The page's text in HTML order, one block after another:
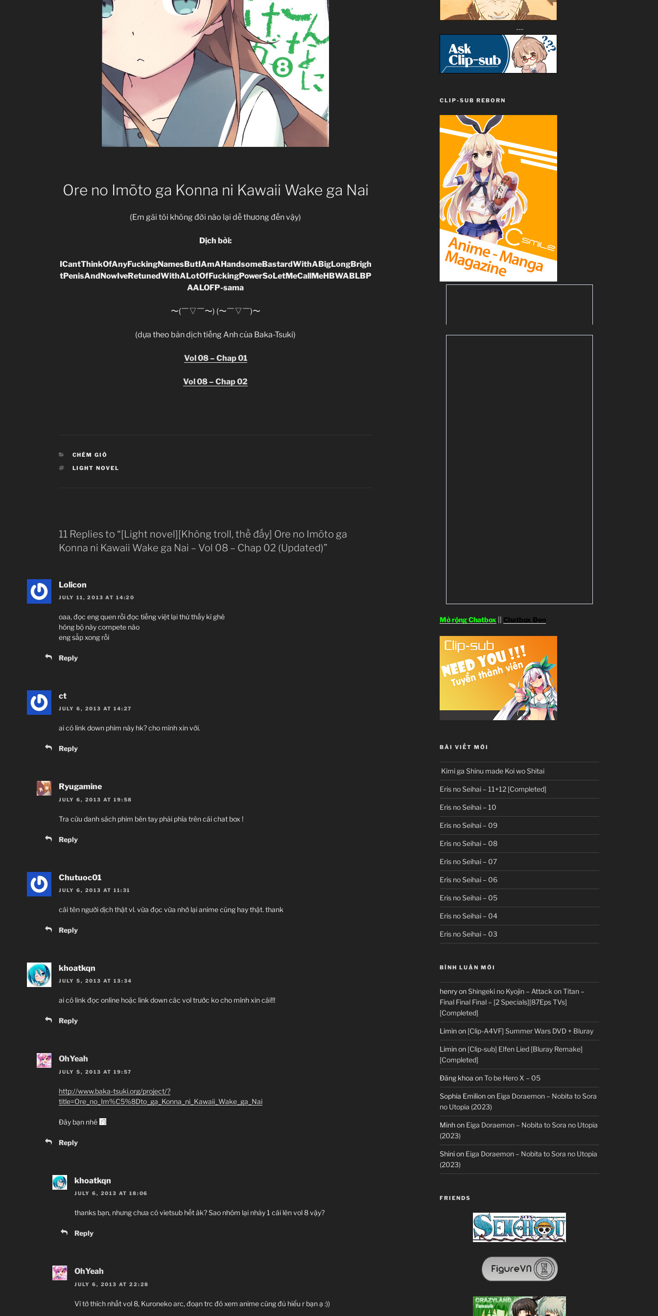
Ore no Imōto ga Konna ni Kawaii Wake ga Nai
(Em gái tôi không đời nào lại dễ thương đến vậy)
Dịch bởi:
ICantThinkOfAnyFuckingNamesButIAmAHandsomeBastardWithABigLongBrigh
tPenisAndNowIveRetunedWithALotOfFuckingPowerSoLetMeCallMeHBWABLBP
AALOFP-sama
〜(￣▽￣〜) (〜￣▽￣)〜
(dựa theo bản dịch tiếng Anh của Baka-Tsuki)
Vol 08 – Chap 01
Vol 08 – Chap 02
CATEGORIES
CHÉM GIÓ
TAGS
LIGHT NOVEL
11 Replies to “[Light novel][Không troll, thề đấy] Ore no Imōto ga
Konna ni Kawaii Wake ga Nai – Vol 08 – Chap 02 (Updated)”
Lolicon
JULY 11, 2013 AT 14:20
oaa, đọc eng quen rồi đọc tiếng việt lại thử thấy kì ghê
hóng bộ này compete nào
eng sắp xong rồi
Reply
ct
JULY 6, 2013 AT 14:27
ai có link down phim này hk? cho mình xin với.
Reply
Ryugamine
JULY 6, 2013 AT 19:58
Tra cứu danh sách phim bên tay phải phía trên cái chat box !
Reply
Chutuoc01
JULY 6, 2013 AT 11:31
cái tên người dịch thật vl. vừa đọc vừa nhớ lại anime cũng hay thật. thank
Reply
khoatkqn
JULY 5, 2013 AT 13:34
ai có link đọc online hoặc link down các vol trước ko cho mình xin cái!!!
Reply
OhYeah
JULY 5, 2013 AT 19:57
http://www.baka-tsuki.org/project/?
title=Ore_no_Im%C5%8Dto_ga_Konna_ni_Kawaii_Wake_ga_Nai
Đây bạn nhé
Reply
khoatkqn
JULY 6, 2013 AT 18:06
thanks bạn, nhưng chưa có vietsub hết àk? Sao nhóm lại nhảy 1 cái lên vol 8 vậy?
Reply
OhYeah
JULY 6, 2013 AT 22:28
Vì tớ thích nhất vol 8, Kuroneko arc, đoạn trc đó xem anime cũng đủ hiểu r bạn ạ :))
---
CLIP-SUB REBORN
Mở rộng Chatbox Chatbox Đen
BÀI VIẾT MỚI
Kimi ga Shinu made Koi wo Shitai
Eris no Seihai – 11+12 [Completed]
Eris no Seihai – 10
Eris no Seihai – 09
Eris no Seihai – 08
Eris no Seihai – 07
Eris no Seihai – 06
Eris no Seihai – 05
Eris no Seihai – 04
Eris no Seihai – 03
BÌNH LUẬN MỚI
henryonShingeki no Kyojin – Attack on Titan –
Final Final Final – [2 Specials][87Eps TVs]
[Completed]
Liminon [Clip-A4VF] Summer Wars DVD + Bluray
Liminon [Clip-sub] Elfen Lied [Bluray Remake]
[Completed]
Đăng khoa onTo be Hero X – 05
Sophia Emilionon Eiga Doraemon – Nobita to Sora
no Utopia (2023)
Minhon Eiga Doraemon – Nobita to Sora no Utopia
(2023)
Shinion Eiga Doraemon – Nobita to Sora no Utopia
(2023)
FRIENDS